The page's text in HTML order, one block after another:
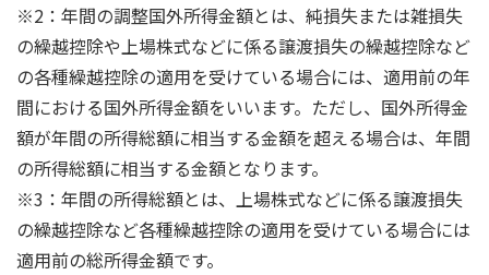
※2：年間の調整国外所得金額とは、純損失または雑損失
の繰越控除や上場株式などに係る譲渡損失の繰越控除など
の各種繰越控除の適用を受けている場合には、適用前の年
間における国外所得金額をいいます。ただし、国外所得金
額が年間の所得総額に相当する金額を超える場合は、年間
の所得総額に相当する金額となります。
※3：年間の所得総額とは、上場株式などに係る譲渡損失
の繰越控除など各種繰越控除の適用を受けている場合には
適用前の総所得金額です。